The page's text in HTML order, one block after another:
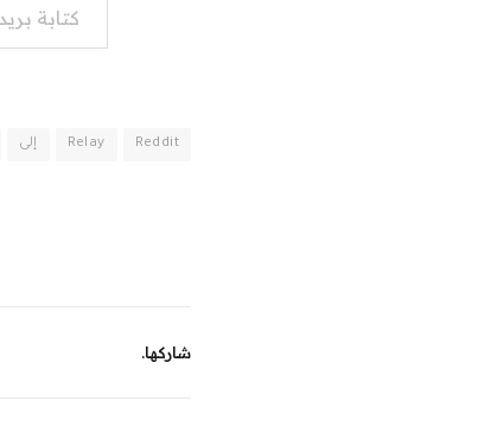
Reddit
Relay إلى
شاركها.